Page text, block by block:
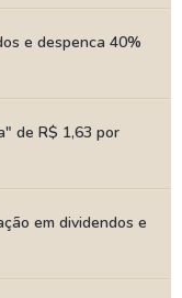
e despenca 40%
de R$ 1,63 por
em dividendos e